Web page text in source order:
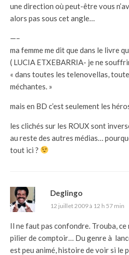
une direction où peut-être vous
alors pas sous cet angle…
—–
ma femme me dit que dans le livre
( LUCIA ETXEBARRIA- je ne
« dans toutes les telenovellas,
méchantes. »
mais en BD c’est seulement les
les clichés sur les ROUX sont
au reste des autres médias…
tout ici ?
Deglingo
12 juillet 2009 à 12 h 57 min
Il ne faut pas confondre. Trouba, ce
pilier de comptoir… Du genre à
est peu animé, histoire de voir si le